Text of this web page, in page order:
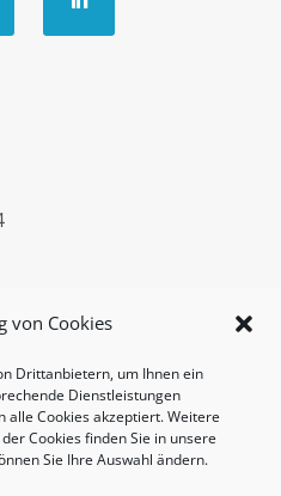
von Cookies
Drittanbietern, um Ihnen ein
Dienstleistungen
Cookies akzeptiert. Weitere
Cookies finden Sie in unsere
Sie Ihre Auswahl ändern.